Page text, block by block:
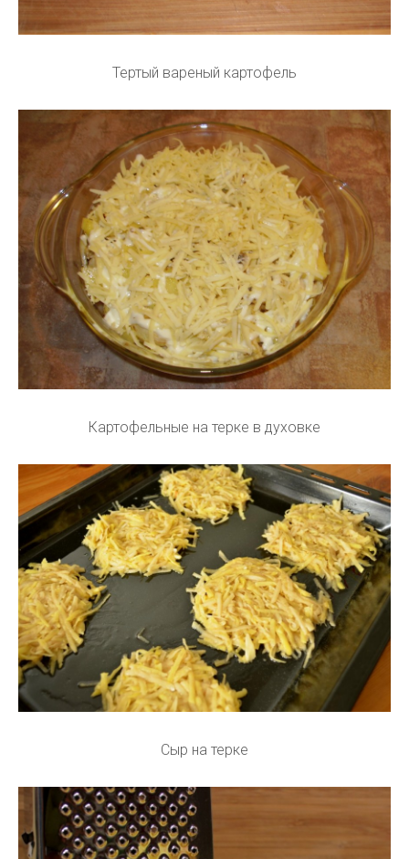
Тертый вареный картофель
Картофельные на терке в духовке
Сыр на терке